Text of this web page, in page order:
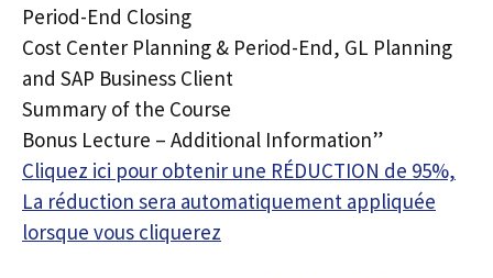
Period-End Closing
Cost Center Planning & Period-End, GL Planning
and SAP Business Client
Summary of the Course
Bonus Lecture – Additional Information”
Cliquez ici pour obtenir une RÉDUCTION de 95%,
La réduction sera automatiquement appliquée
lorsque vous cliquerez